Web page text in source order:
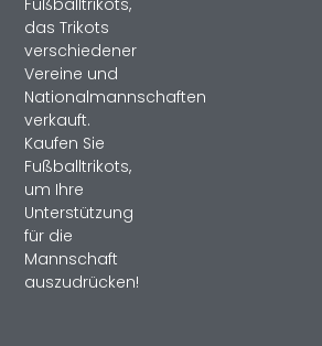
Fußballtrikots,
das Trikots
verschiedener
Vereine und
Nationalmannschaften
verkauft.
Kaufen Sie
Fußballtrikots,
um Ihre
Unterstützung
für die
Mannschaft
auszudrücken!